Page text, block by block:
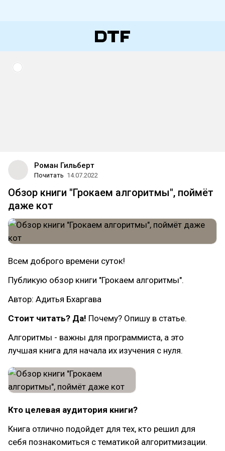
Роман Гильберт
Почитать 14.07.2022
Обзор книги "Грокаем алгоритмы", поймёт
даже кот
Всем доброго времени суток!
Публикую обзор книги "Грокаем алгоритмы".
Автор: Адитья Бхаргава
Стоит читать? Да! Почему? Опишу в статье.
Алгоритмы - важны для программиста, а это
лучшая книга для начала их изучения с нуля.
Кто целевая аудитория книги?
Книга отлично подойдет для тех, кто решил для
себя познакомиться с тематикой алгоритмизации.